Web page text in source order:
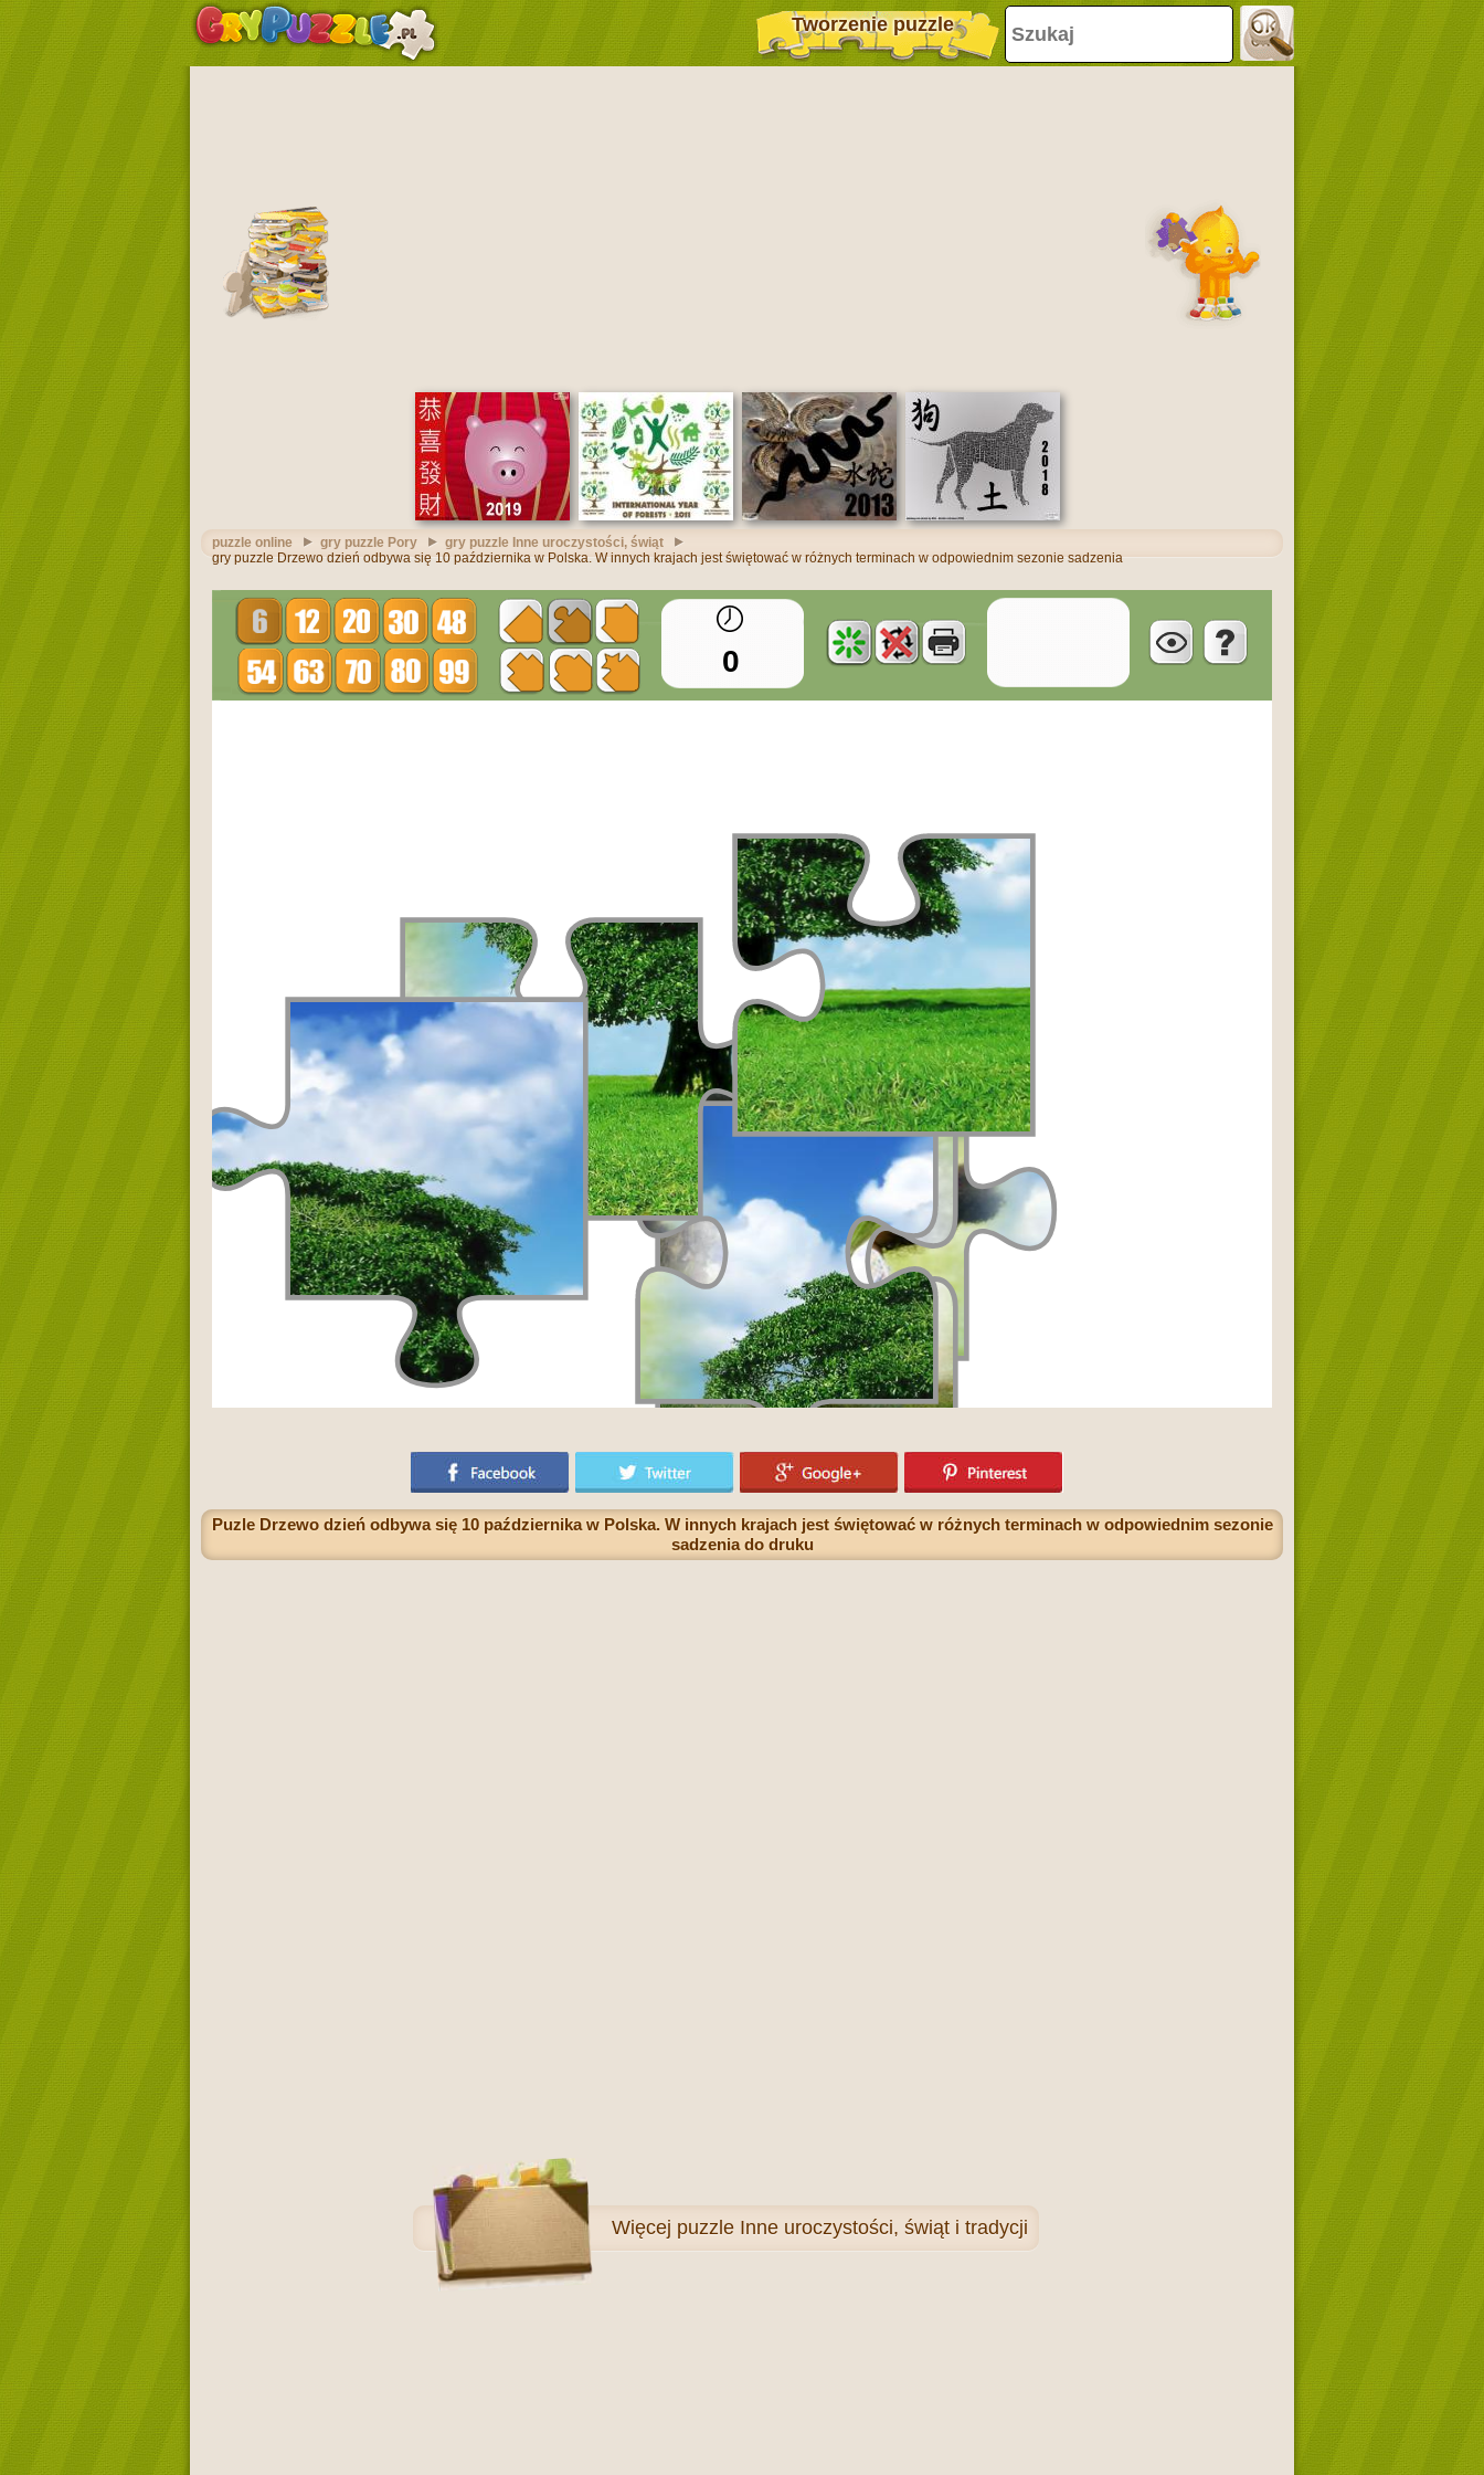
Tworzenie puzzle
puzzle online gry puzzle Pory
gry puzzle Inne uroczystości, świąt
gry puzzle Drzewo dzień odbywa się 10 października w Polska. W innych krajach jest świętować w różnych terminach w odpowiednim sezonie sadzenia
0
Puzle Drzewo dzień odbywa się 10 października w Polska. W innych krajach jest świętować w różnych terminach w odpowiednim sezonie
sadzenia do druku
Więcej puzzle Inne uroczystości, świąt i tradycji